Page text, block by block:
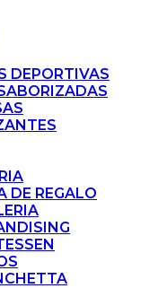
DEPORTIVAS
DE REGALO